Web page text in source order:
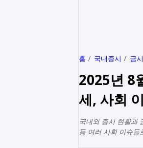
홈 국내증시 금
2025년 8
세, 사회
국내외 증시 현황과
등 여러 사회 이슈들